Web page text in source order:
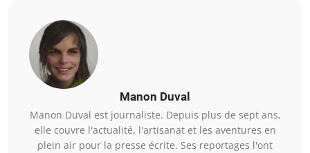
Manon Duval
Manon Duval est journaliste. Depuis plus de sept ans,
elle couvre l'actualité, l'artisanat et les aventures en
plein air pour la presse écrite. Ses reportages l'ont